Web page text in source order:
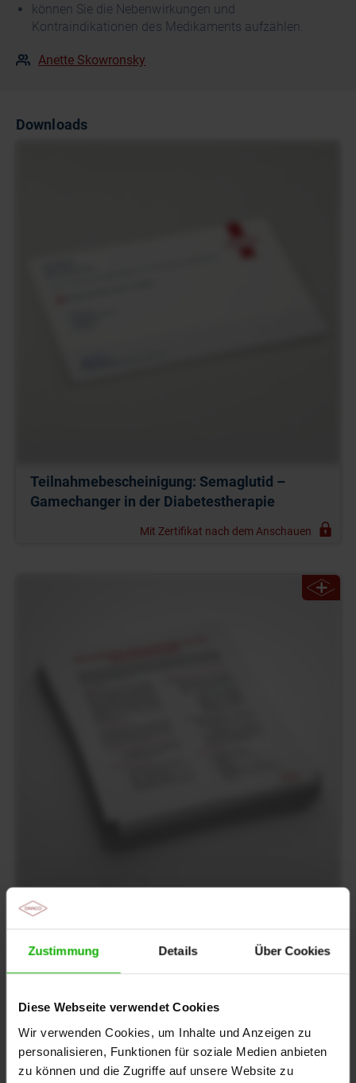
Zustimmung Details Über Cookies
Diese Webseite verwendet Cookies
Wir verwenden Cookies, um Inhalte und Anzeigen zu
personalisieren, Funktionen für soziale Medien anbieten
zu können und die Zugriffe auf unsere Website zu
können Sie die Nebenwirkungen und
Kontraindikationen des Medikaments aufzählen.
Anette Skowronsky
Downloads
Teilnahmebescheinigung: Semaglutid –
Gamechanger in der Diabetestherapie
Mit Zertifikat nach dem Anschauen
Handout: Semaglutid
Download mit WUNDE⁺
Videoreihe: Leitliniengerechte Ernährung bei
Diabetes Typ 2 – Theorie & Praxis